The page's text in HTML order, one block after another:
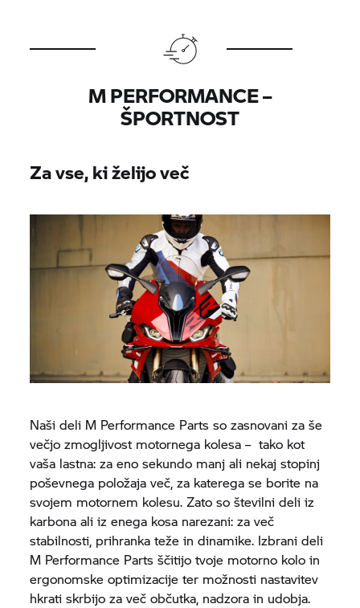
M PERFORMANCE –
ŠPORTNOST
Za vse, ki želijo več
Naši deli M Performance Parts so zasnovani za še
večjo zmogljivost motornega kolesa – tako kot
vaša lastna: za eno sekundo manj ali nekaj stopinj
poševnega položaja več, za katerega se borite na
svojem motornem kolesu. Zato so številni deli iz
karbona ali iz enega kosa narezani: za več
stabilnosti, prihranka teže in dinamike. Izbrani deli
M Performance Parts ščitijo tvoje motorno kolo in
ergonomske optimizacije ter možnosti nastavitev
hkrati skrbijo za več občutka, nadzora in udobja.